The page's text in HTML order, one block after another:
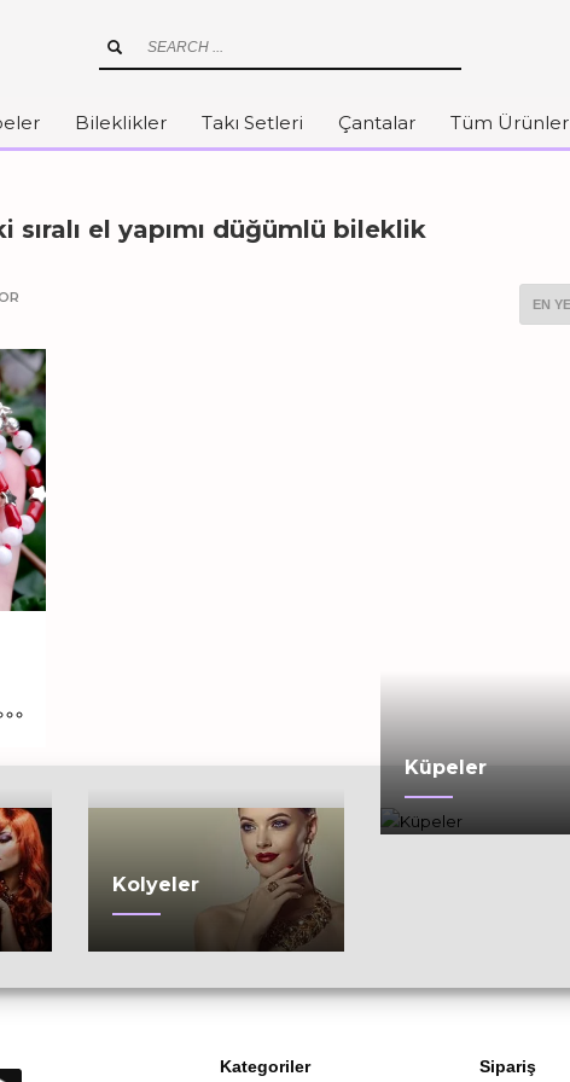
Bileklikler Takı Setleri Çantalar Tüm Ürünler
sıralı el yapımı düğümlü bileklik
Kolyeler
Küpeler
Kategoriler Sipariş